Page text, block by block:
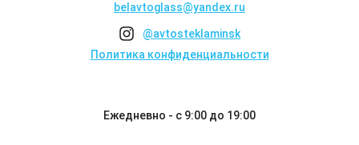
belavtoglass@yandex.ru
@avtosteklaminsk
Политика конфиденциальности
Ежедневно - с 9:00 до 19:00